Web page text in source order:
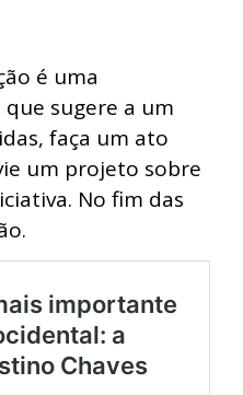
é uma
sugere a um
faça um ato
um projeto sobre
No fim das